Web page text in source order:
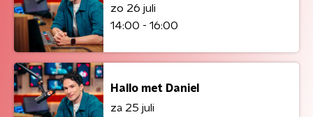
zo 26 juli
14:00 - 16:00
Hallo met Daniel
za 25 juli